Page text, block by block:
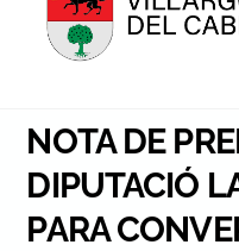
NOTA DE
DIPUTACIÓ
PARA